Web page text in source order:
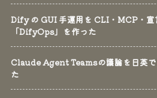
Dify の GUI 手運用を CLI・MCP・宣
「DifyOps」を作った
Claude Agent Teamsの議論を日英で
た